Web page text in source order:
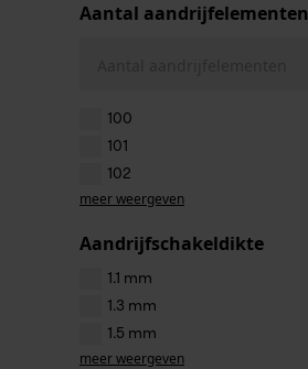
Aantal aandrijfelementen
100
101
102
meer weergeven
Aandrijfschakeldikte
1.1 mm
1.3 mm
1.5 mm
meer weergeven